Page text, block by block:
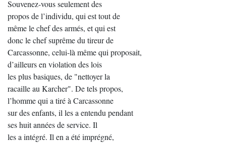
Souvenez-vous seulement des
propos de l’individu, qui est tout de
même le chef des armés, et qui est
donc le chef suprême du tireur de
Carcassonne, celui-là même qui proposait,
d’ailleurs en violation des lois
les plus basiques, de "nettoyer la
racaille au Karcher". De tels propos,
l’homme qui a tiré à Carcassonne
sur des enfants, il les a entendu pendant
ses huit années de service. Il
les a intégré. Il en a été imprégné,